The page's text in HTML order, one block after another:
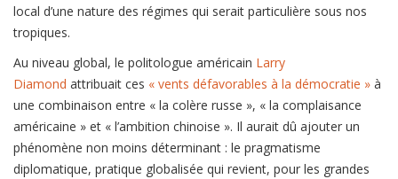
local d’une nature des régimes qui serait particulière sous nos
tropiques.
Au niveau global, le politologue américain Larry
Diamond attribuait ces « vents défavorables à la démocratie » à
une combinaison entre « la colère russe », « la complaisance
américaine » et « l’ambition chinoise ». Il aurait dû ajouter un
phénomène non moins déterminant : le pragmatisme
diplomatique, pratique globalisée qui revient, pour les grandes